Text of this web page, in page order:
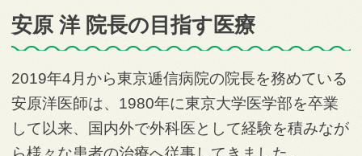
安原 洋 院長の目指す医療
2019年4月から東京逓信病院の院長を務めている
安原洋医師は、1980年に東京大学医学部を卒業
して以来、国内外で外科医として経験を積みなが